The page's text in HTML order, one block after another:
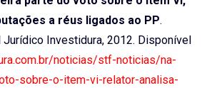
a réus ligados ao PP.
Investidura, 2012. Disponível
noticias/stf-noticias/na-
sobre-o-item-vi-relator-analisa-